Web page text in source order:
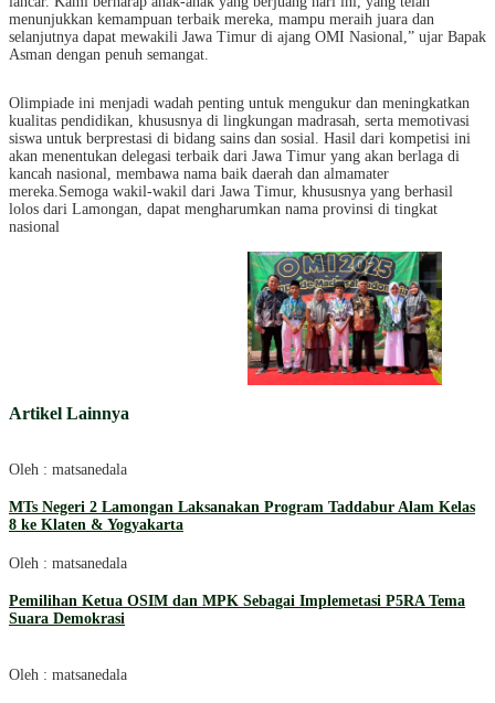
menunjukkan kemampuan terbaik mereka, mampu meraih juara dan
selanjutnya dapat mewakili Jawa Timur di ajang OMI Nasional,” ujar Bapak
Asman dengan penuh semangat.
Olimpiade ini menjadi wadah penting untuk mengukur dan meningkatkan
kualitas pendidikan, khususnya di lingkungan madrasah, serta memotivasi
siswa untuk berprestasi di bidang sains dan sosial. Hasil dari kompetisi ini
akan menentukan delegasi terbaik dari Jawa Timur yang akan berlaga di
kancah nasional, membawa nama baik daerah dan almamater
mereka.Semoga wakil-wakil dari Jawa Timur, khususnya yang berhasil
lolos dari Lamongan, dapat mengharumkan nama provinsi di tingkat
nasional
Artikel Lainnya
Oleh : matsanedala
MTs Negeri 2 Lamongan Laksanakan Program Taddabur Alam Kelas
8 ke Klaten & Yogyakarta
Oleh : matsanedala
Pemilihan Ketua OSIM dan MPK Sebagai Implemetasi P5RA Tema
Suara Demokrasi
Oleh : matsanedala